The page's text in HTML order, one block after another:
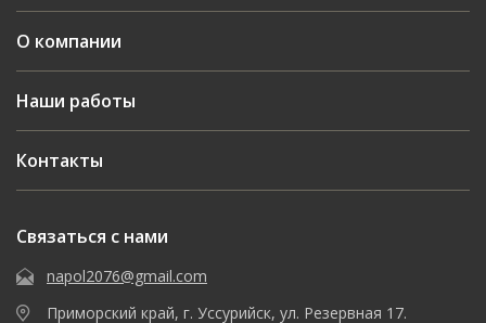
О компании
Наши работы
Контакты
Связаться с нами
napol2076@gmail.com
Приморский край, г. Уссурийск, ул. Резервная 17.